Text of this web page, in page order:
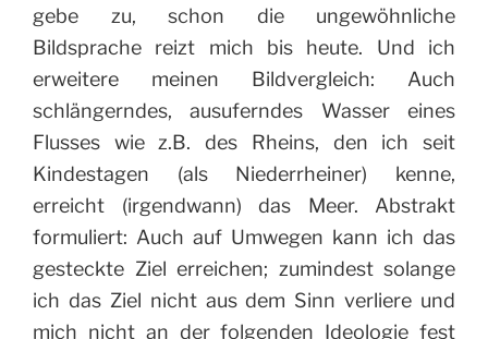
gebe zu, schon die ungewöhnliche
Bildsprache reizt mich bis heute. Und ich
erweitere meinen Bildvergleich: Auch
schlängerndes, ausuferndes Wasser eines
Flusses wie z.B. des Rheins, den ich seit
Kindestagen (als Niederrheiner) kenne,
erreicht (irgendwann) das Meer. Abstrakt
formuliert: Auch auf Umwegen kann ich das
gesteckte Ziel erreichen; zumindest solange
ich das Ziel nicht aus dem Sinn verliere und
mich nicht an der folgenden Ideologie fest